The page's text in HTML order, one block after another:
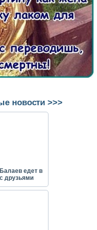
новости >>>
едет в
друзьями